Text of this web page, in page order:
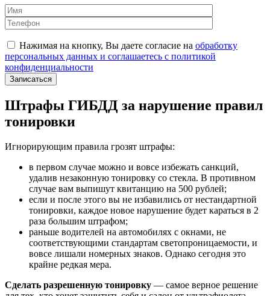
Нажимая на кнопку, Вы даете согласие на обработку
персональных данных и соглашаетесь с политикой
конфиденциальности
Штрафы ГИБДД за нарушение правил
тонировки
Игнорирующим правила грозят штрафы:
в первом случае можно и вовсе избежать санкций,
удалив незаконную тонировку со стекла. В противном
случае вам выпишут квитанцию на 500 рублей;
если и после этого вы не избавились от нестандартной
тонировки, каждое новое нарушение будет караться в 2
раза большим штрафом;
раньше водителей на автомобилях с окнами, не
соответствующими стандартам светопроницаемости, и
вовсе лишали номерных знаков. Однако сегодня это
крайне редкая мера.
Сделать разрешенную тонировку — самое верное решение